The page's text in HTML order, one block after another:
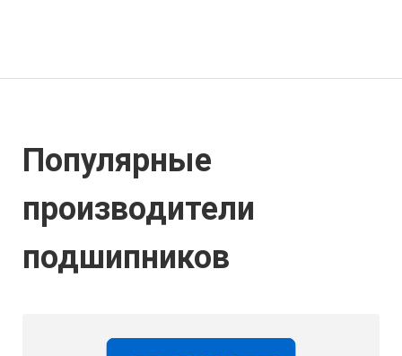
Популярные
производители
подшипников